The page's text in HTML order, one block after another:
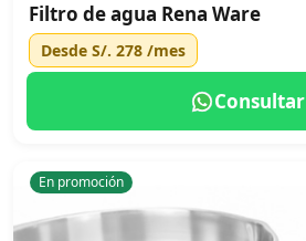
Filtro de agua Rena Ware
Desde S/. 278 /mes
Consultar
En promoción